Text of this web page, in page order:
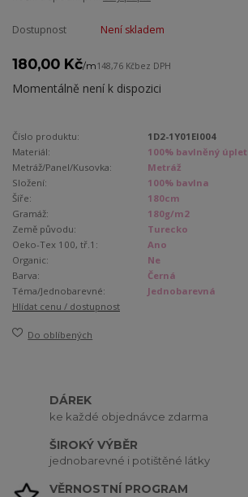
Dostupnost Není skladem
180,00 Kč/m148,76 Kčbez DPH
Momentálně není k dispozici
Číslo produktu:
1D2-1Y01EI004
Materiál:
100% bavlněný úplet
Metráž/Panel/Kusovka:
Metráž
Složení:
100% bavlna
Šíře:
180cm
Gramáž:
180g/m2
Země původu:
Turecko
Oeko-Tex 100, tř.1:
Ano
Organic:
Ne
Barva:
Černá
Téma/Jednobarevné:
Jednobarevná
Hlídat cenu / dostupnost
Do oblíbených
DÁREK
ke každé objednávce zdarma
ŠIROKÝ VÝBĚR
jednobarevné i potištěné látky
VĚRNOSTNÍ PROGRAM